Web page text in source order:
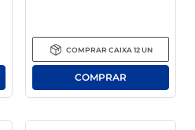
COMPRAR CAIXA 12UN